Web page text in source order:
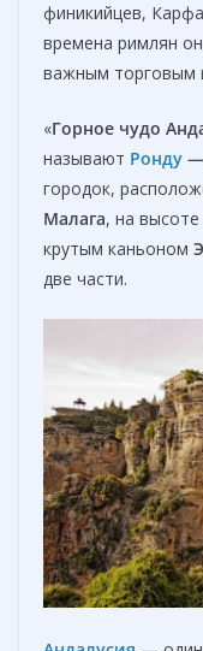
финикийцев,
времена римлян
важным торговым
«Горное чудо
называют Ронду —
городок,
Малага, на высоте
крутым каньоном
две части.